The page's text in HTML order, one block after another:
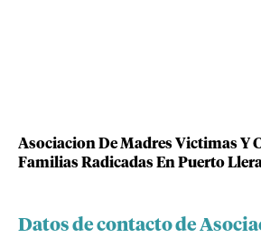
Asociacion De Madres Victimas Y
Familias Radicadas En Puerto
Datos de contacto de